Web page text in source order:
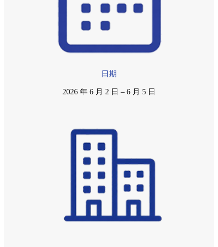
日期
2026 年 6 月 2 日 – 6 月 5 日